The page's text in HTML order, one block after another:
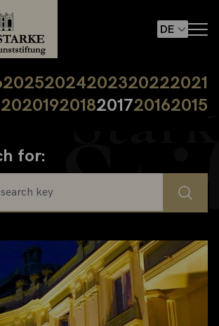
20252024202320222021
20192018201720162015
for: